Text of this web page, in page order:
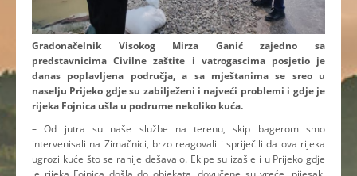
Gradonačelnik Visokog Mirza Ganić zajedno sa
predstavnicima Civilne zaštite i vatrogascima posjetio je
danas poplavljena područja, a sa mještanima se sreo u
naselju Prijeko gdje su zabilježeni i najveći problemi i gdje je
rijeka Fojnica ušla u podrume nekoliko kuća.
– Od jutra su naše službe na terenu, skip bagerom smo
intervenisali na Zimačnici, brzo reagovali i spriječili da ova rijeka
ugrozi kuće što se ranije dešavalo. Ekipe su izašle i u Prijeko gdje